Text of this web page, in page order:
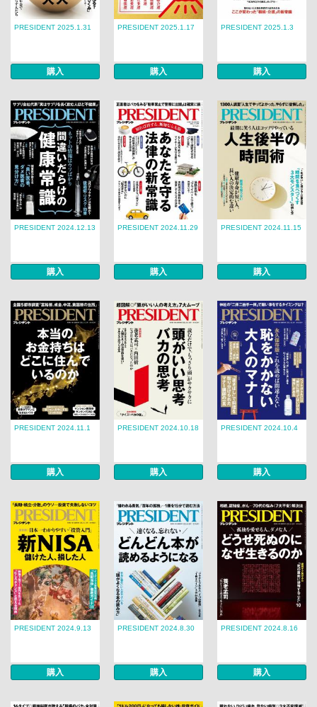
PRESIDENT 2025.1.31
購入
PRESIDENT 2025.1.17
購入
PRESIDENT 2025.1.3
購入
PRESIDENT 2024.12.13
購入
PRESIDENT 2024.11.29
購入
PRESIDENT 2024.11.15
購入
PRESIDENT 2024.11.1
購入
PRESIDENT 2024.10.18
購入
PRESIDENT 2024.10.4
購入
PRESIDENT 2024.9.13
購入
PRESIDENT 2024.8.30
購入
PRESIDENT 2024.8.16
購入